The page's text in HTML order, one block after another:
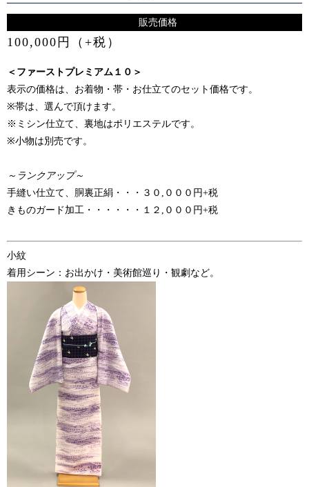
販売価格
100,000円（+税）
＜ファーストプレミアム１０＞
表示の価格は、お着物・帯・お仕立てのセット価格です。
※帯は、選んで頂けます。
※ミシン仕立て、裏地はポリエステルです。
※小物は別売です。
～ランクアップ～
手縫い仕立て、胴裏正絹・・・３０,０００円+税
きものガード加工・・・・・・１２,０００円+税
小紋
着用シーン：お出かけ・美術館巡り・観劇など。